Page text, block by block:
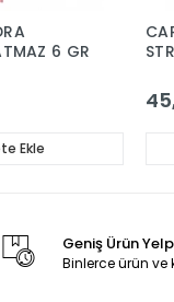
6 GR
Ekle
Geniş Ürün
Binlerce ürün